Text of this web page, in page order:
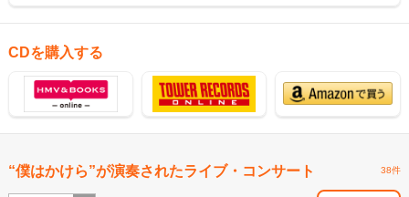
CDを購入する
“僕はかけら”が演奏されたライブ・コンサート 38件